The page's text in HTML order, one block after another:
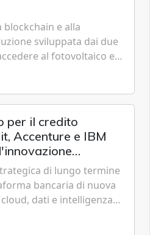
blockchain e alla
sviluppata dai due
al fotovoltaico e
diretti in bolletta,
per il credito
Accenture e IBM
di lungo termine
bancaria di nuova
dati e intelligenza